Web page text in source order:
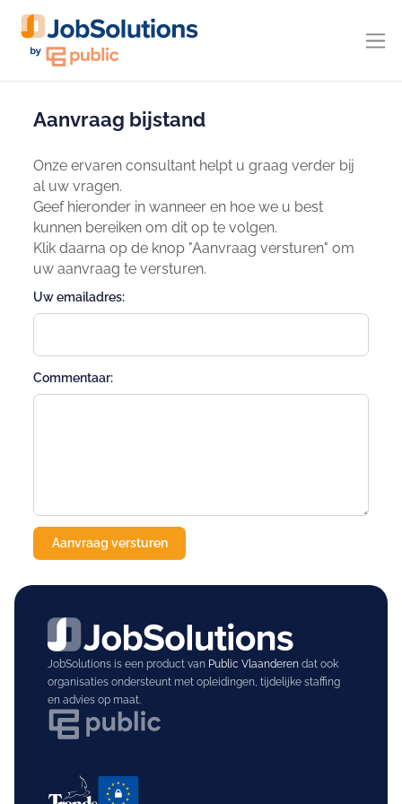
Aanvraag bijstand
Onze ervaren consultant helpt u graag verder bij
al uw vragen.
Geef hieronder in wanneer en hoe we u best
kunnen bereiken om dit op te volgen.
Klik daarna op de knop "Aanvraag versturen" om
uw aanvraag te versturen.
Uw emailadres:
Commentaar:
JobSolutions is een product van Public Vlaanderendat ook
organisaties ondersteunt met opleidingen, tijdelijke staffing
en advies op maat.